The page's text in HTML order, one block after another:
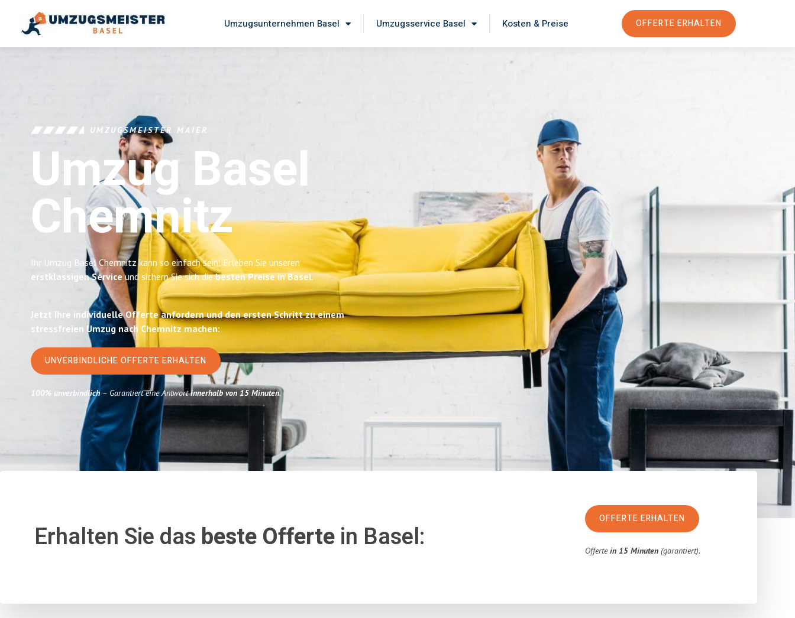
Umzugsunternehmen Basel Umzugsservice Basel Kosten & Preise OFFERTE ERHALTEN
UMZUGSMEISTER MAIER
Umzug Basel
Chemnitz
Ihr Umzug Basel Chemnitz kann so einfach sein! Erleben Sie unseren
erstklassigen Serviceund sichern Sie sich diebesten Preise in Basel.
Jetzt Ihre individuelle Offerte anfordern und den ersten Schritt zu einem
stressfreien Umzug nach Chemnitz machen:
UNVERBINDLICHE OFFERTE ERHALTEN
100% unverbindlich– Garantiert eine Antwortinnerhalb von 15 Minuten.
Erhalten Sie das beste Offertein Basel:
OFFERTE ERHALTEN
Offertein 15 Minuten (garantiert).